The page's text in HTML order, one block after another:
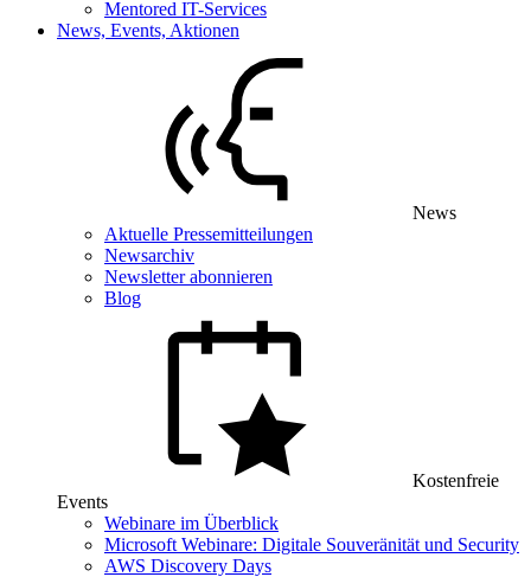
Mentored IT-Services
News, Events, Aktionen
News
Aktuelle Pressemitteilungen
Newsarchiv
Newsletter abonnieren
Blog
Kostenfreie
Events
Webinare im Überblick
Microsoft Webinare: Digitale Souveränität und Security
AWS Discovery Days